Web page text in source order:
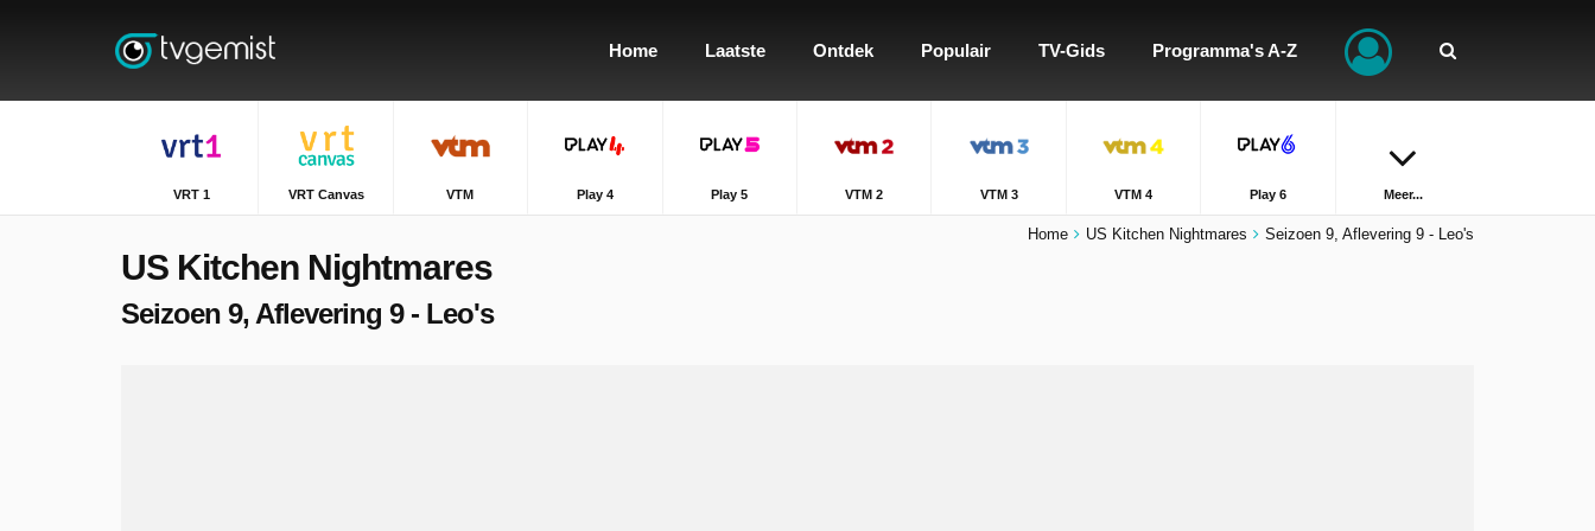
Home Laatste Ontdek Populair TV-Gids Programma's A-Z
VRT 1 VRT Canvas VTM Play 4 Play 5 VTM 2 VTM 3 VTM 4 Play 6 Meer...
Home US Kitchen Nightmares Seizoen 9, Aflevering 9 - Leo's
US Kitchen Nightmares
Seizoen 9, Aflevering 9 - Leo's